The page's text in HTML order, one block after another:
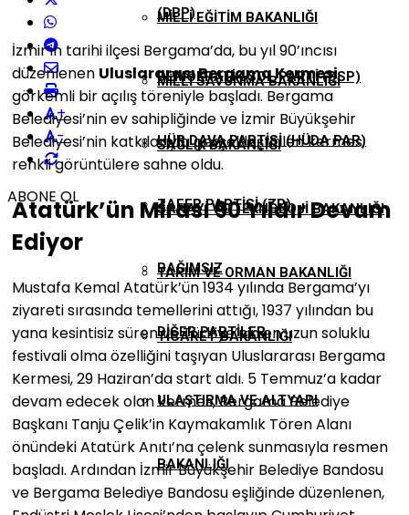
(DBP)
DEMOKRATIK SOL PARTI (DSP)
HÜR DAVA PARTISI (HÜDA PAR)
ZAFER PARTISI (ZP)
BAĞIMSIZ
DIĞER PARTILER
MILLI EĞITIM BAKANLIĞI
MILLI SAVUNMA BAKANLIĞI
SAĞLIK BAKANLIĞI
SANAYI VE TEKNOLOJI BAKANLIĞI
TARIM VE ORMAN BAKANLIĞI
TICARET BAKANLIĞI
ULAŞTIRMA VE ALTYAPI
BAKANLIĞI
+
-
ABONE OL
İzmir’in tarihi ilçesi Bergama’da, bu yıl 90’ıncısı
düzenlenen Uluslararası Bergama Kermesi
görkemli bir açılış töreniyle başladı. Bergama
Belediyesi’nin ev sahipliğinde ve İzmir Büyükşehir
Belediyesi’nin katkılarıyla gerçekleştirilen kermes,
renkli görüntülere sahne oldu.
Atatürk’ün Mirası 90 Yıldır Devam
Ediyor
Mustafa Kemal Atatürk’ün 1934 yılında Bergama’yı
ziyareti sırasında temellerini attığı, 1937 yılından bu
yana kesintisiz süren ve Türkiye’nin en uzun soluklu
festivali olma özelliğini taşıyan Uluslararası Bergama
Kermesi, 29 Haziran’da start aldı. 5 Temmuz’a kadar
devam edecek olan kermes, Bergama Belediye
Başkanı Tanju Çelik’in Kaymakamlık Tören Alanı
önündeki Atatürk Anıtı’na çelenk sunmasıyla resmen
başladı. Ardından İzmir Büyükşehir Belediye Bandosu
ve Bergama Belediye Bandosu eşliğinde düzenlenen,